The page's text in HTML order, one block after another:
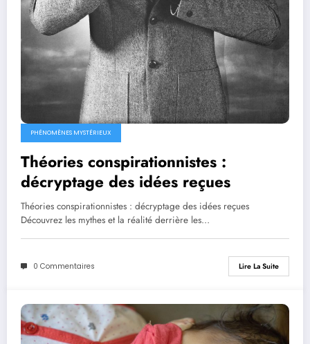
PHÉNOMÈNES MYSTÉRIEUX
Théories conspirationnistes :
décryptage des idées reçues
Théories conspirationnistes : décryptage des idées reçues
Découvrez les mythes et la réalité derrière les…
0 Commentaires Lire La Suite